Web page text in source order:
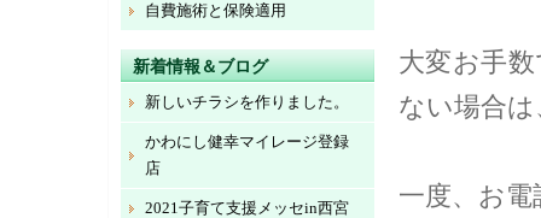
大変お手
ない場合は
一度、お
自費施術と保険適用
新着情報＆ブログ
新しいチラシを作りました。
かわにし健幸マイレージ登録
店
2021子育て支援メッセin西宮